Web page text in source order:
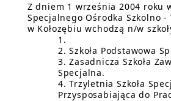
Z dniem 1 września 2004 roku
Specjalnego Ośrodka Szkolno -
w Kołozębiu wchodzą n/w
Szkoła Podstawowa
Zasadnicza Szkoła
Specjalna.
Trzyletnia Szkoła
Przysposabiająca do